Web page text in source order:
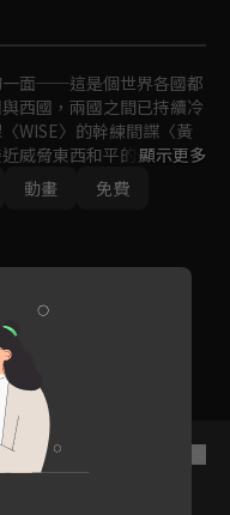
一面──這是個世界各國都
西國，兩國之間已持續冷
WISE〉的幹練間諜〈黃
威脅東西和平的危險人
納文‧戴斯蒙德的戰爭計
務內容是：「在一週內組
校。」
顯示更多
動畫
免費